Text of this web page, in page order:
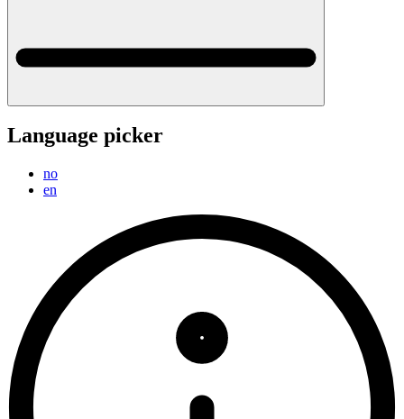
Language picker
no
en